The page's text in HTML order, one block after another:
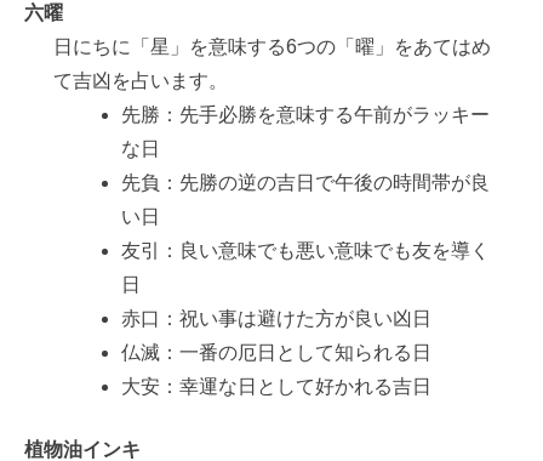
六曜
日にちに「星」を意味する6つの「曜」をあてはめ
て吉凶を占います。
先勝：先手必勝を意味する午前がラッキー
な日
先負：先勝の逆の吉日で午後の時間帯が良
い日
友引：良い意味でも悪い意味でも友を導く
日
赤口：祝い事は避けた方が良い凶日
仏滅：一番の厄日として知られる日
大安：幸運な日として好かれる吉日
植物油インキ